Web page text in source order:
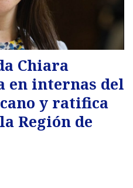
Chiara
en internas del
y ratifica
Región de